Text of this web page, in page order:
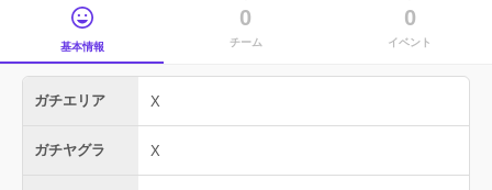
基本情報
0
チーム
0
イベント
ガチエリア X
ガチヤグラ X